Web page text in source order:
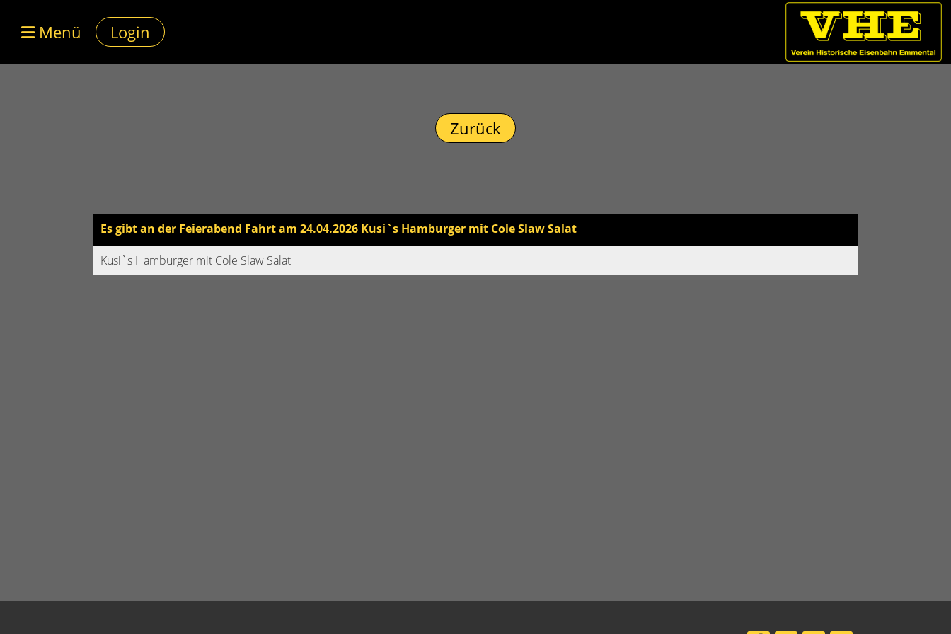
Login
Menü
Zurück
Es gibt an der Feierabend Fahrt am 24.04.2026 Kusi`s Hamburger mit Cole Slaw Salat
Kusi`s Hamburger mit Cole Slaw Salat